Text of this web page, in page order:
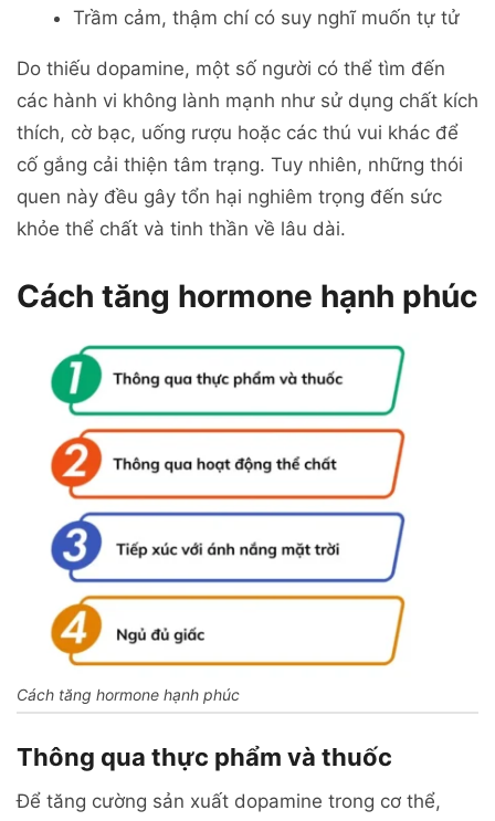
Trầm cảm, thậm chí có suy nghĩ muốn tự tử
Do thiếu dopamine, một số người có thể tìm đến
các hành vi không lành mạnh như sử dụng chất kích
thích, cờ bạc, uống rượu hoặc các thú vui khác để
cố gắng cải thiện tâm trạng. Tuy nhiên, những thói
quen này đều gây tổn hại nghiêm trọng đến sức
khỏe thể chất và tinh thần về lâu dài.
Cách tăng hormone hạnh phúc
Cách tăng hormone hạnh phúc
Thông qua thực phẩm và thuốc
Để tăng cường sản xuất dopamine trong cơ thể,